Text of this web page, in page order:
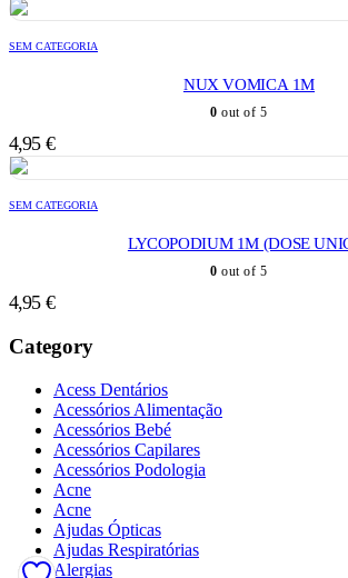
SEM CATEGORIA
NUX VOMICA 1M
0 out of 5
4,95 €
SEM CATEGORIA
LYCOPODIUM 1M (DOSE
0 out of 5
4,95 €
Category
Acess Dentários
Acessórios Alimentação
Acessórios Bebé
Acessórios Capilares
Acessórios Podologia
Acne
Acne
Ajudas Ópticas
Ajudas Respiratórias
Alergias